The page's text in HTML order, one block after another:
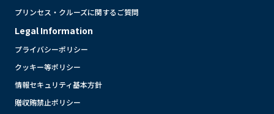
プリンセス・クルーズに関するご質問
Legal Information
プライバシーポリシー
クッキー等ポリシー
情報セキュリティ基本方針
贈収賄禁止ポリシー